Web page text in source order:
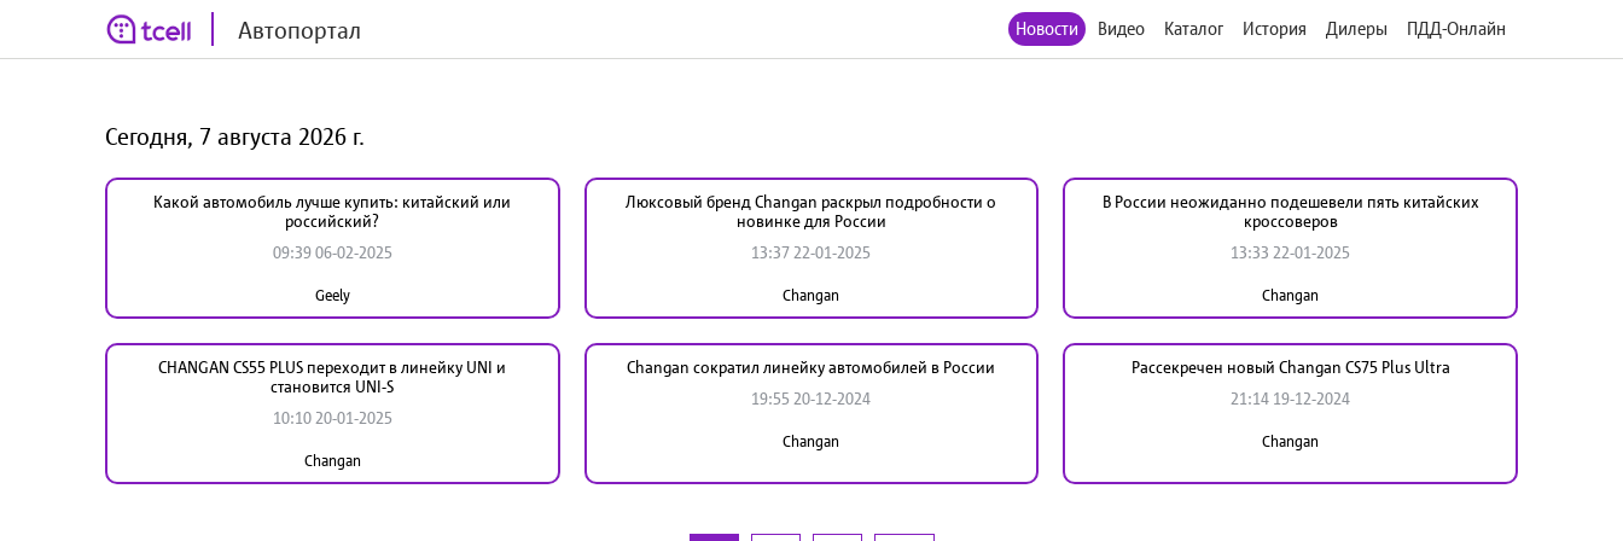
Автопортал Новости Видео Каталог История Дилеры ПДД-Онлайн
Сегодня, 7 августа 2026 г.
Какой автомобиль лучше купить: китайский или
российский?
09:39 06-02-2025
Geely
Люксовый бренд Changan раскрыл подробности о
новинке для России
13:37 22-01-2025
Changan
В России неожиданно подешевели пять китайских
кроссоверов
13:33 22-01-2025
Changan
CHANGAN CS55 PLUS переходит в линейку UNI и
становится UNI-S
10:10 20-01-2025
Changan
Changan сократил линейку автомобилей в России
19:55 20-12-2024
Changan
Рассекречен новый Changan CS75 Plus Ultra
21:14 19-12-2024
Changan